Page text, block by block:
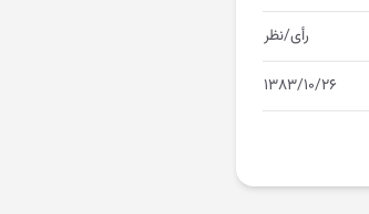
رأی/نظر
۱۳۸۳/۱۰/۲۶